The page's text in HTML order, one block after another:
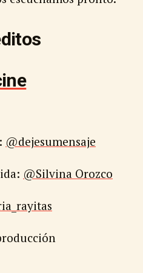
@dejesumensaje
@Silvina Orozco